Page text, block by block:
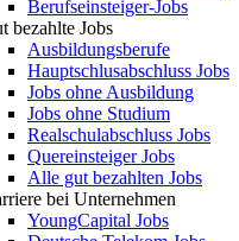
Berufseinsteiger-Jobs
bezahlte Jobs
Ausbildungsberufe
Hauptschlusabschluss Jobs
Jobs ohne Ausbildung
Jobs ohne Studium
Realschulabschluss Jobs
Quereinsteiger Jobs
Alle gut bezahlten Jobs
bei Unternehmen
YoungCapital Jobs